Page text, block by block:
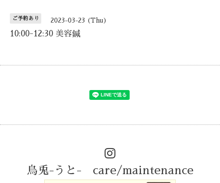
ご予約あり 2023-03-23 (Thu)
10:00-12:30 美容鍼
烏兎-うと- care/maintenance